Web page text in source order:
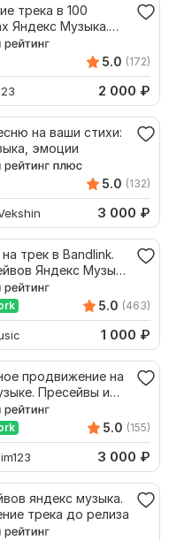
трека в 100
Яндекс Музыка.
5.0 (172)
2 000 ₽
на ваши стихи:
эмоции
5.0 (132)
3 000 ₽
трек в Bandlink.
Яндекс Музыка
5.0 (463)
1 000 ₽
продвижение на
Пресейвы и
5.0 (155)
3 000 ₽
яндекс музыка.
трека до релиза